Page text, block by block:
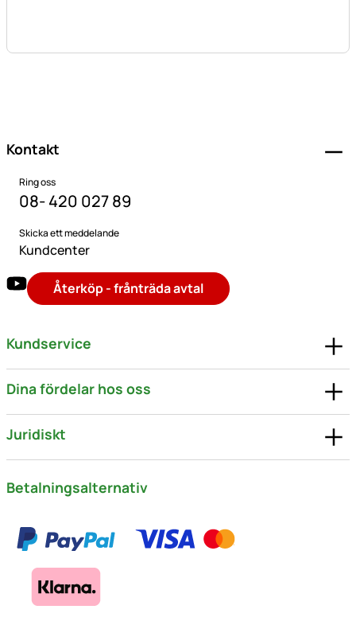
Kontakt
Ring oss
08- 420 027 89
Skicka ett meddelande
Kundcenter
Återköp - frånträda avtal
Kundservice
Dina fördelar hos oss
Juridiskt
Betalningsalternativ